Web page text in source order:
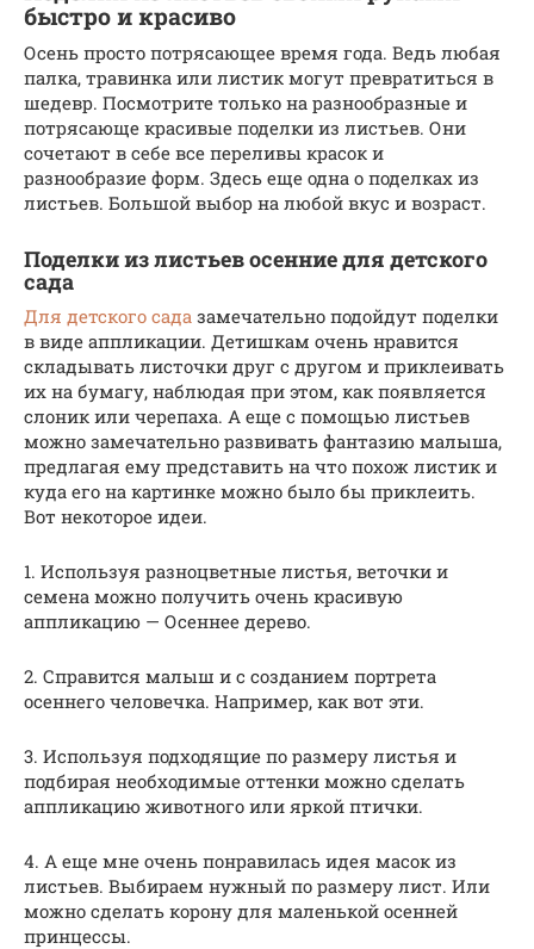
быстро и красиво
Осень просто потрясающее время года. Ведь любая
палка, травинка или листик могут превратиться в
шедевр. Посмотрите только на разнообразные и
потрясающе красивые поделки из листьев. Они
сочетают в себе все переливы красок и
разнообразие форм. Здесь еще одна о поделках из
листьев. Большой выбор на любой вкус и возраст.
Поделки из листьев осенние для детского
сада
Для детского сада замечательно подойдут поделки
в виде аппликации. Детишкам очень нравится
складывать листочки друг с другом и приклеивать
их на бумагу, наблюдая при этом, как появляется
слоник или черепаха. А еще с помощью листьев
можно замечательно развивать фантазию малыша,
предлагая ему представить на что похож листик и
куда его на картинке можно было бы приклеить.
Вот некоторое идеи.
1. Используя разноцветные листья, веточки и
семена можно получить очень красивую
аппликацию — Осеннее дерево.
2. Справится малыш и с созданием портрета
осеннего человечка. Например, как вот эти.
3. Используя подходящие по размеру листья и
подбирая необходимые оттенки можно сделать
аппликацию животного или яркой птички.
4. А еще мне очень понравилась идея масок из
листьев. Выбираем нужный по размеру лист. Или
можно сделать корону для маленькой осенней
принцессы.